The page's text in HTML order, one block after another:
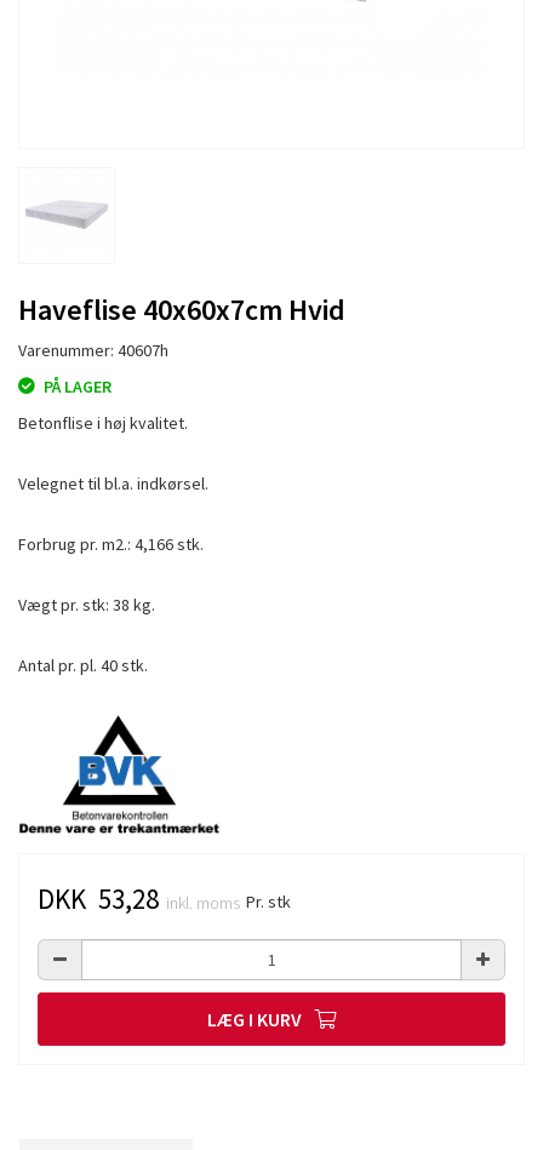
Haveflise 40x60x7cm Hvid
Varenummer: 40607h
PÅ LAGER
Betonflise i høj kvalitet.
Velegnet til bl.a. indkørsel.
Forbrug pr. m2.: 4,166 stk.
Vægt pr. stk: 38 kg.
Antal pr. pl. 40 stk.
DKK 53,28 inkl. moms Pr. stk
LÆG I KURV